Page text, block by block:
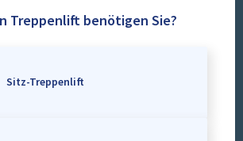
Treppenlift benötigen Sie?
Sitz-Treppenlift